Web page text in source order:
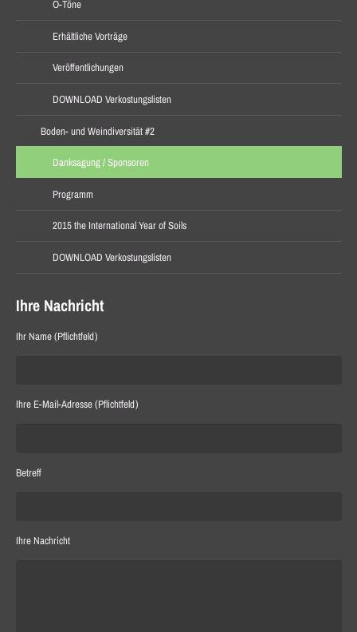
O-Töne
Erhältliche Vorträge
Veröffentlichungen
DOWNLOAD Verkostungslisten
Boden- und Weindiversität #2
Danksagung / Sponsoren
Programm
2015 the International Year of Soils
DOWNLOAD Verkostungslisten
Ihre Nachricht
Ihr Name (Pflichtfeld)
Ihre E-Mail-Adresse (Pflichtfeld)
Betreff
Ihre Nachricht